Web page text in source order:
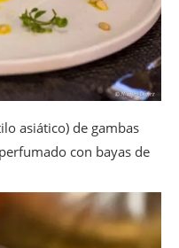
asiático) de gambas
con bayas de